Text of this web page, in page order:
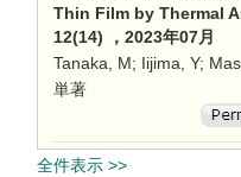
Thin Film by Thermal
12(14) ，2023年07月
Tanaka, M; Iijima, Y;
単著
全件表示 >>